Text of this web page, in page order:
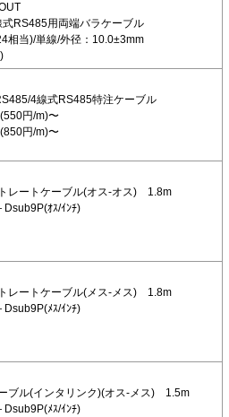
RS485用両端バラケーブル
相当)/単線/外径：10.0±3mm
4線式RS485特注ケーブル
円/m)〜
円/m)〜
レートケーブル(オス-オス) 1.8m
ｵｽ/ｲﾝﾁ)
レートケーブル(メス-メス) 1.8m
ﾒｽ/ｲﾝﾁ)
ブル(インタリンク)(オス-メス) 1.5m
ﾒｽ/ｲﾝﾁ)